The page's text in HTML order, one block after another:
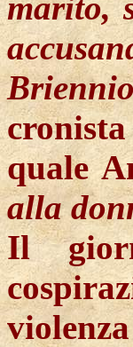
quale
alla
Il
violenza